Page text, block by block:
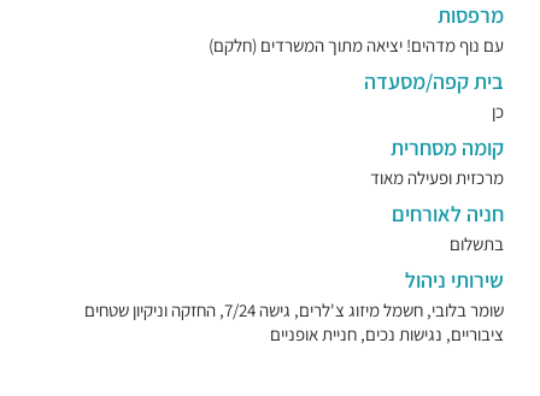
מרפסות
עם נוף מדהים! יציאה מתוך המשרדים (חלקם)
בית קפה/מסעדה
כן
קומה מסחרית
מרכזית ופעילה מאוד
חניה לאורחים
בתשלום
שירותי ניהול
שומר בלובי, חשמל מיזוג צ'לרים, גישה 7/24, החזקה וניקיון שטחים
ציבוריים, נגישות נכים, חניית אופניים